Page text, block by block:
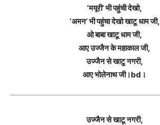
‘मयूरी’ भी पहुंची देखो,
‘अमन’ भी पहुंचा देखो खाटू धाम जी,
ओ बाबा खाटू धाम जी,
आए उज्जैन के महाकाल जी,
उज्जैन से खाटु नगरी,
आए भोलेनाथ जी।bd।
उज्जैन से खाटू नगरी,